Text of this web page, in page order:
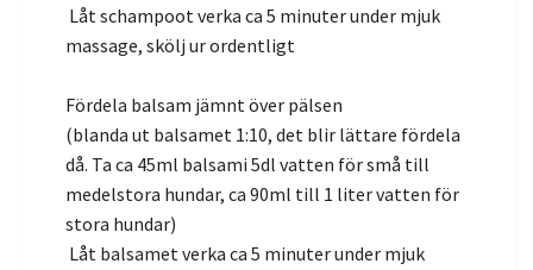
Låt schampoot verka ca 5 minuter under mjuk
massage, skölj ur ordentligt
Fördela balsam jämnt över pälsen
(blanda ut balsamet 1:10, det blir lättare fördela
då. Ta ca 45ml balsami 5dl vatten för små till
medelstora hundar, ca 90ml till 1 liter vatten för
stora hundar)
Låt balsamet verka ca 5 minuter under mjuk